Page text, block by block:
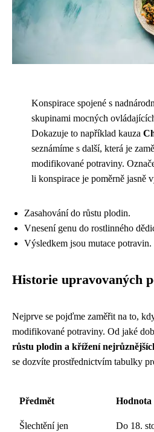
Konspirace spojené s
skupinami mocných
Dokazuje to například kauza
seznámíme s další, která je
modifikované potraviny.
li konspirace je poměrně jasně
Zasahování do růstu plodin.
Vnesení genu do rostlinného
Výsledkem jsou mutace potravin.
Historie upravovaných
Nejprve se pojďme zaměřit na to,
modifikované potraviny. Od jaké
růstu plodin a křížení
se dozvíte prostřednictvím tabulky
Předmět Hodnota
Šlechtění jen
Do 18.